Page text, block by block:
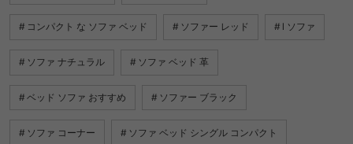
コンパクト な ソファ ベッド ソファー レッド l ソファ
ソファ ナチュラル ソファ ベッド 革
ベッド ソファ おすすめ ソファー ブラック
ソファ コーナー ソファ ベッド シングル コンパクト